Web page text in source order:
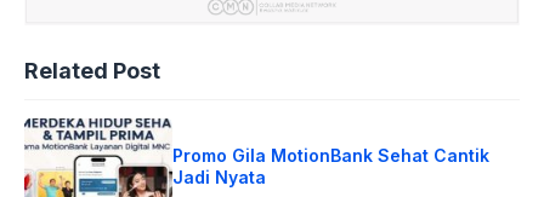
Related Post
Promo Gila MotionBank Sehat Cantik
Jadi Nyata